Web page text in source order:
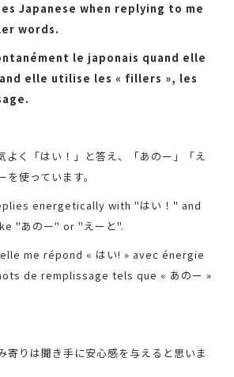
Japanese when replying to me
words.
le japonais quand elle
elle utilise les « fillers », les
よく「はい！」と答え、「あのー」「え
使っています。
energetically with "はい！" and
"あのー" or "えーと".
me répond « はい! » avec énergie
de remplissage tels que « あのー »
寄りは聞き手に安心感を与えると思いま